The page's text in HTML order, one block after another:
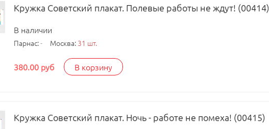
Кружка Советский плакат. Полевые работы не ждут! (00414)
В наличии
Парнас:- Москва: 31 шт.
380.00 руб В корзину
Кружка Советский плакат. Ночь - работе не помеха! (00415)